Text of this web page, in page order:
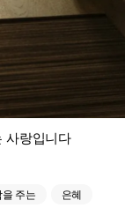
사랑입니다
을 주는
은혜